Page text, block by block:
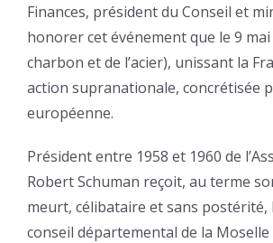
Finances, président du Conseil et
honorer cet événement que le 9
charbon et de l’acier), unissant la
action supranationale, concrétisée
européenne.
Président entre 1958 et 1960 de
Robert Schuman reçoit, au terme
meurt, célibataire et sans postérité,
conseil départemental de la